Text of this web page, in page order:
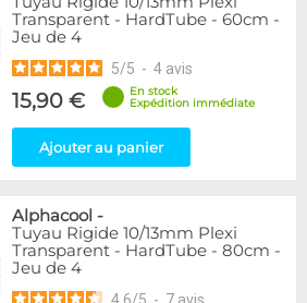
Transparent - HardTube - 60cm -
Jeu de 4
5/5 - 4 avis
15,90 €
En stock
Expédition immédiate
Ajouter au panier
Alphacool -
Tuyau Rigide 10/13mm Plexi
Transparent - HardTube - 80cm -
Jeu de 4